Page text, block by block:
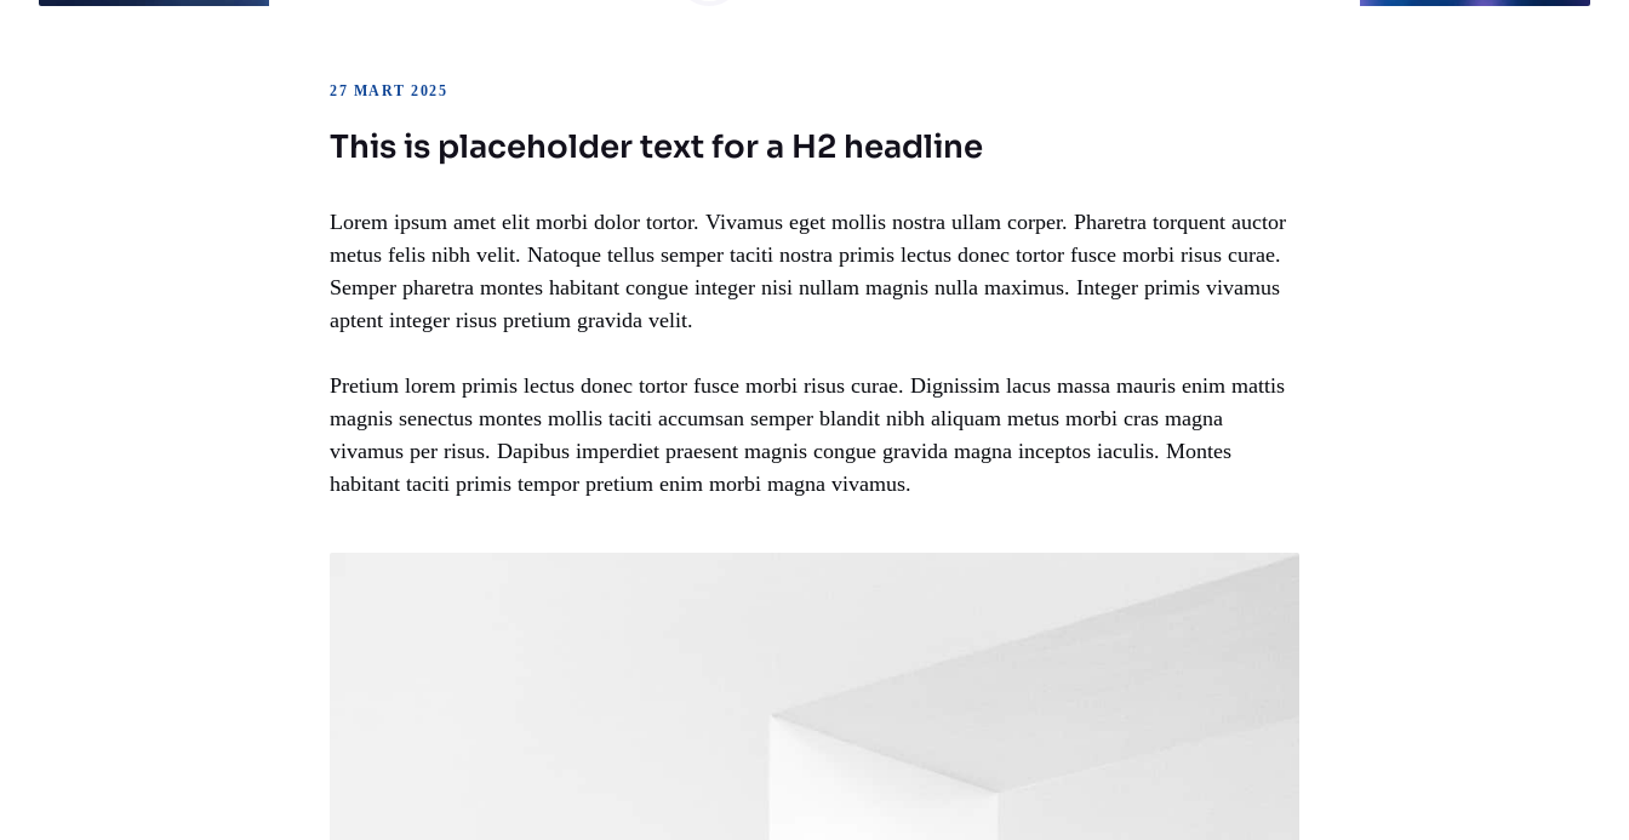
27 MART 2025
This is placeholder text for a H2 headline
Lorem ipsum amet elit morbi dolor tortor. Vivamus eget mollis nostra ullam corper. Pharetra torquent auctor
metus felis nibh velit. Natoque tellus semper taciti nostra primis lectus donec tortor fusce morbi risus curae.
Semper pharetra montes habitant congue integer nisi nullam magnis nulla maximus. Integer primis vivamus
aptent integer risus pretium gravida velit.
Pretium lorem primis lectus donec tortor fusce morbi risus curae. Dignissim lacus massa mauris enim mattis
magnis senectus montes mollis taciti accumsan semper blandit nibh aliquam metus morbi cras magna
vivamus per risus. Dapibus imperdiet praesent magnis congue gravida magna inceptos iaculis. Montes
habitant taciti primis tempor pretium enim morbi magna vivamus.